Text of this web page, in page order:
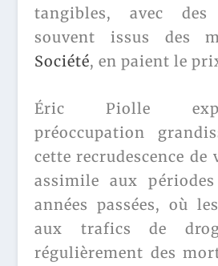
tangibles, avec
souvent issus des
Société, en paient le
Éric Piolle
préoccupation
cette recrudescence de
assimile aux
années passées, où
aux trafics de
régulièrement des